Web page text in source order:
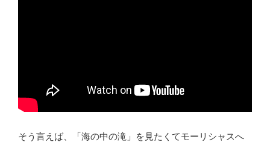
そう言えば、「海の中の滝」を見たくてモーリシャスへ